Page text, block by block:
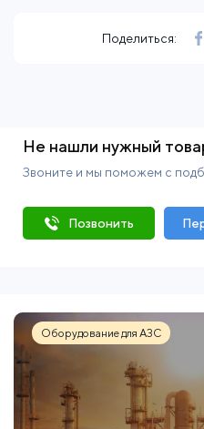
Поделиться:
Не нашли нужный
Звоните и мы поможем с
Позвонить
Оборудование для АЗС